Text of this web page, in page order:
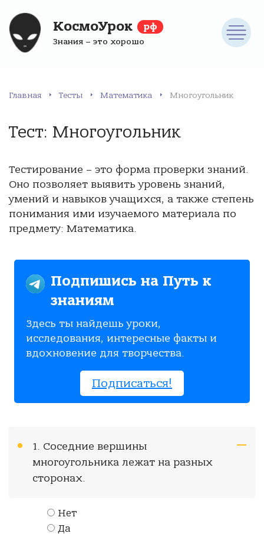
КосмоУрок рф
Знания – это хорошо
Главная Тесты Математика Многоугольник
Тест: Многоугольник
Тестирование – это форма проверки знаний.
Оно позволяет выявить уровень знаний,
умений и навыков учащихся, а также степень
понимания ими изучаемого материала по
предмету: Математика.
Подпишись на Путь к
знаниям
Здесь ты найдешь уроки,
исследования, интересные факты и
вдохновение для творчества.
Подписаться!
1. Соседние вершины
многоугольника лежат на разных
сторонах.
Нет
Да